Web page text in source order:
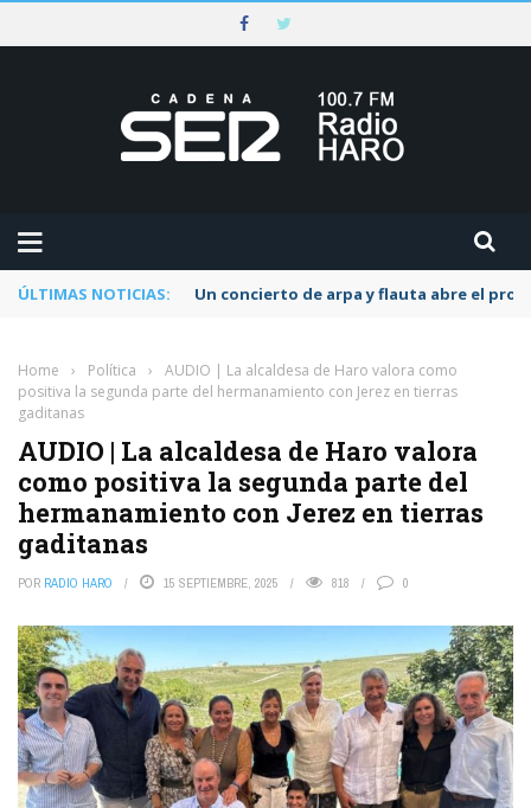
ÚLTIMAS NOTICIAS: Un concierto de arpa y flauta abre el
Home › Política ›
AUDIO | La alcaldesa de Haro valora como
positiva la segunda parte del hermanamiento con Jerez en tierras
gaditanas
AUDIO | La alcaldesa de Haro valora
como positiva la segunda parte del
hermanamiento con Jerez en tierras
gaditanas
POR RADIO HARO 15 SEPTIEMBRE, 2025 818 0